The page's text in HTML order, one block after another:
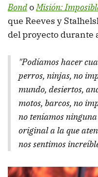
BondoMisión:
que Reeves y
del proyecto durante
"Podíamos hacer
perros, ninjas, no
mundo, desiertos,
motos, barcos, no
no teníamos
original a la que
nos sentimos